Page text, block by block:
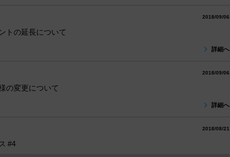
2018/09/06
トの延長について
詳細へ
2018/09/06
の変更について
詳細へ
2018/08/21
#4